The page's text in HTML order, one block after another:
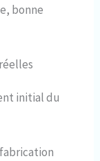
bonne
initial du